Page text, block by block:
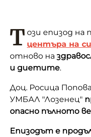
Т ози епизод на
центъра на
отново на
и диетите.
Доц. Росица
УМБАЛ "Лозенец"
опасно пълното
Епизодът е